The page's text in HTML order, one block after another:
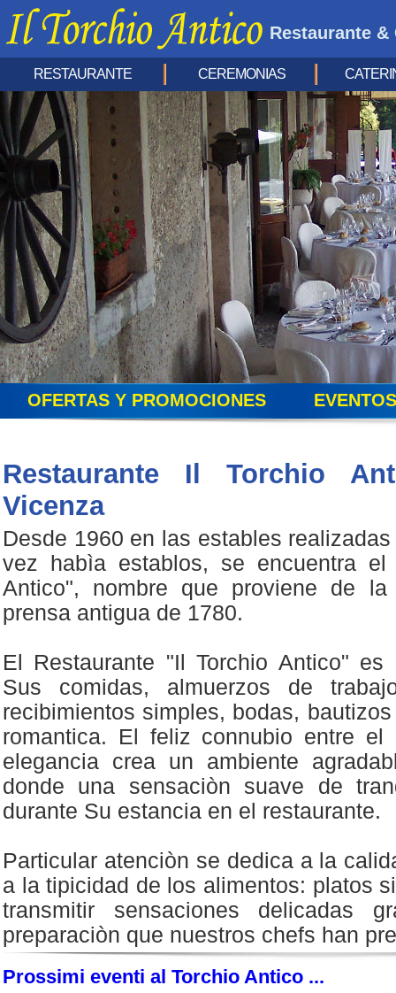
Restaurante
RESTAURANTE CEREMONIAS
OFERTAS Y PROMOCIONES
Restaurante Il Torchio
Vicenza
Desde 1960 en las estables
vez habìa establos, se encuentra el
Antico", nombre que proviene de la
prensa antigua de 1780.
El Restaurante "Il Torchio Antico"
Sus comidas, almuerzos de
recibimientos simples, bodas,
romantica. El feliz connubio entre
elegancia crea un ambiente
donde una sensaciòn suave de
durante Su estancia en el restaurante.
Particular atenciòn se dedica a la
a la tipicidad de los alimentos: platos
transmitir sensaciones delicadas
preparaciòn que nuestros chefs han
Prossimi eventi al Torchio Antico ...